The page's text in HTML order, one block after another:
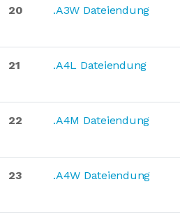
20 .A3W Dateiendung
21 .A4L Dateiendung
22 .A4M Dateiendung
23 .A4W Dateiendung